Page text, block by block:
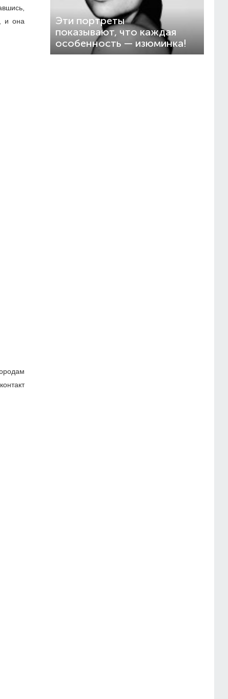
и она
Эти портреты
показывают, что каждая
особенность — изюминка!